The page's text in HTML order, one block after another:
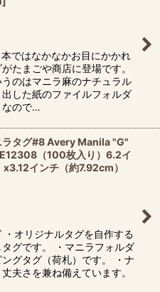
ではなかなかお目にかかれ
たまごや商店に登場です。
のはマニラ麻のナチュラル
した紙のファイルフォルダ
なので…
ラタグ#8 Avery Manila "G"
（100枚入り）6.2イ
インチ（約7.92cm）
オリジナルタグを自作する
グです。 ・マニラフォルダ
グタグ（荷札）です。 ・ナ
夫さを兼ね備えています。